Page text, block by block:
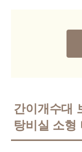
간이개수대
탕비실 소형